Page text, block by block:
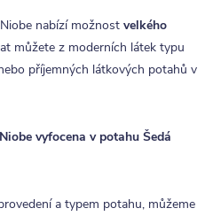
nabízí možnost velkého
můžete z moderních látek typu
příjemných látkových potahů v
vyfocena v potahu Šedá
a typem potahu, můžeme